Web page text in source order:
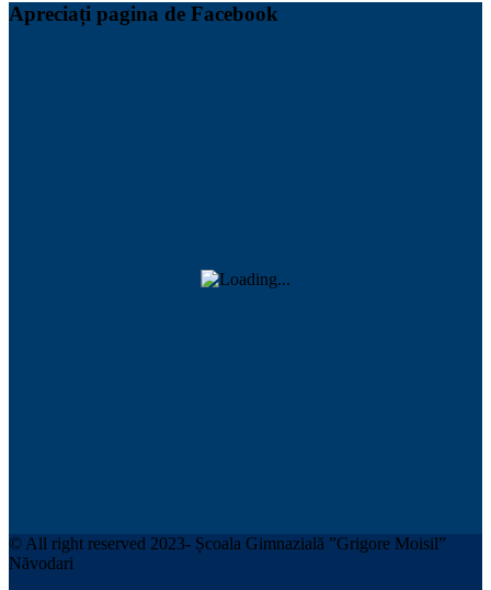
Apreciați pagina de Facebook
© All right reserved 2023- Școala Gimnazială ”Grigore Moisil”
Năvodari